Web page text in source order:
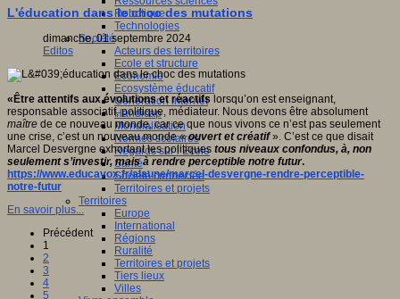
Robotique
Technologies
Société
Acteurs des territoires
Ecole et structure
Economie
Ecosystème éducatif
Génération internet
Handicap
Mondialisation
Normes scolaires
Regards sur l’Ecole
Santé
Société connectée
Territoires et projets
Territoires
Europe
International
Régions
Ruralité
Territoires et projets
Tiers lieux
Villes
L'éducation dans le choc des mutations
dimanche, 01 septembre 2024
Editos
«Être attentifs aux évolutions et réactifs lorsqu’on est enseignant,
responsable associatif, politique, médiateur. Nous devons être absolument
maître de ce nouveau monde, car ce que nous vivons ce n’est pas seulement
une crise, c’est un nouveau monde «ouvert et créatif». C’est ce que disait
Marcel Desvergne exhortant les politiques tous niveaux confondus, à, non
seulement s’investir, mais à rendre perceptible notre futur.
https://www.educavox.fr/alaune/marcel-desvergne-rendre-perceptible-
notre-futur
En savoir plus...
Précédent
1
2
3
4
5